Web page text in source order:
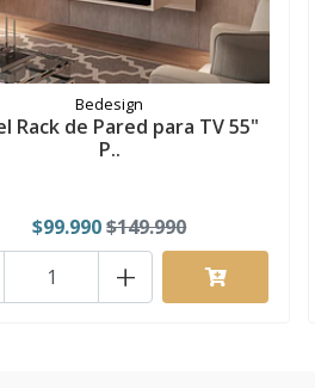
Bedesign
Rack de Pared para TV 55"
P..
$99.990$149.990
+